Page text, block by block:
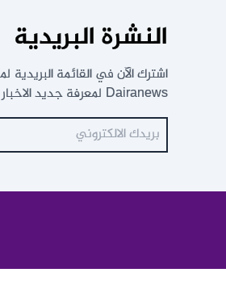
النشرة البريدية
اشترك الآن في القائمة البريدية
Dairanews لمعرفة جديد الاخبار